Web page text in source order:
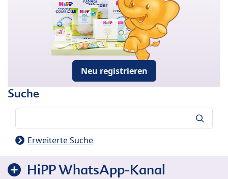
Neu registrieren
Suche
Erweiterte Suche
HiPP WhatsApp-Kanal